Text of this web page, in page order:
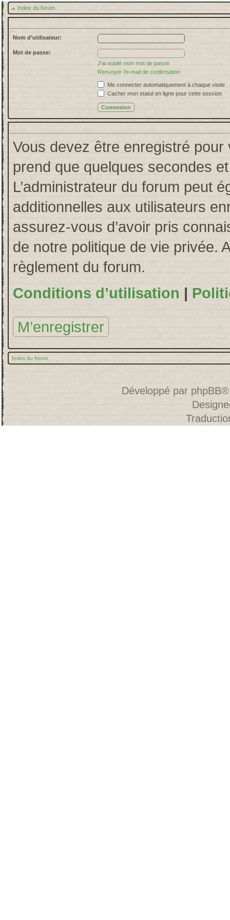
Index du forum
Nom d’utilisateur:
Mot de passe:
J’ai oublié mon mot de passe
Renvoyer l’e-mail de confirmation
Me connecter automatiquement à chaque visite
Cacher mon statut en ligne pour cette session
Vous devez être enregistré pour
prend que quelques secondes
L’administrateur du forum peut
additionnelles aux utilisateurs
assurez-vous d’avoir pris
de notre politique de vie privée.
règlement du forum.
Conditions d’utilisation |
M’enregistrer
Index du forum
Développé par phpBB®